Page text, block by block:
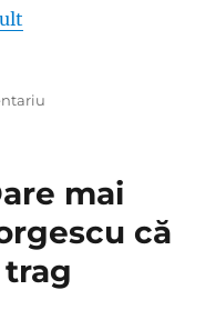
firele,
Simion
poate
cădea
mai
că